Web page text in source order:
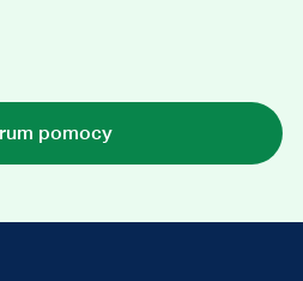
pomocy